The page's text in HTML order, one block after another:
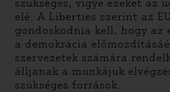
szükséges, vigye ezeket az
elé. A Liberties szerint az
gondoskodnia kell, hogy az
a demokrácia
szervezetek számára
álljanak a munkájuk
szükséges források.